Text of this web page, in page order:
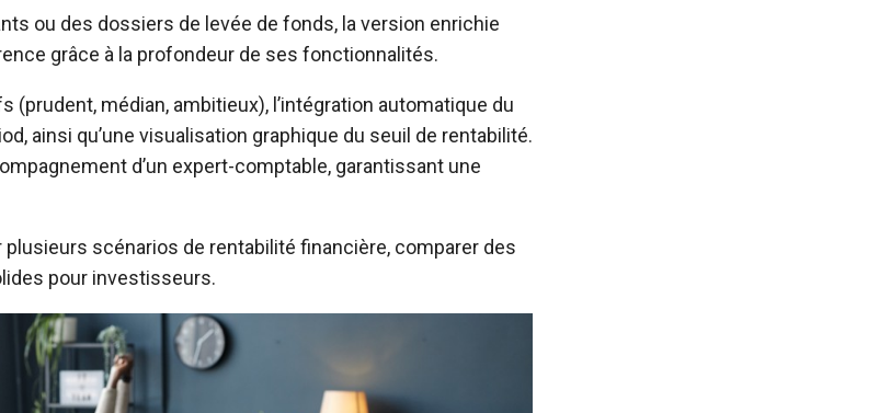
ou des dossiers de levée de fonds, la version enrichie
grâce à la profondeur de ses fonctionnalités.
médian, ambitieux), l’intégration automatique du
ainsi qu’une visualisation graphique du seuil de rentabilité.
d’un expert-comptable, garantissant une
scénarios de rentabilité financière, comparer des
pour investisseurs.